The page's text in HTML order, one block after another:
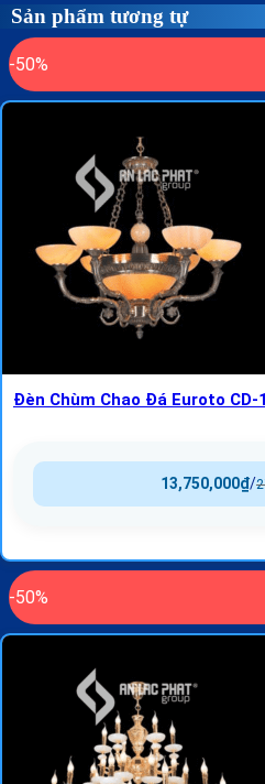
Sản phẩm tương tự
-50%
Đèn Chùm Chao Đá Euroto
/
13,750,000₫
-50%